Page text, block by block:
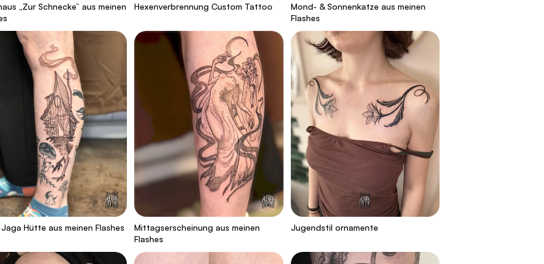
„Zur Schnecke“ aus meinen
Hexenverbrennung Custom Tattoo
Mond- & Sonnenkatze aus meinen
Flashes
Hütte aus meinen Flashes
Mittagserscheinung aus meinen
Flashes
Jugendstil ornamente